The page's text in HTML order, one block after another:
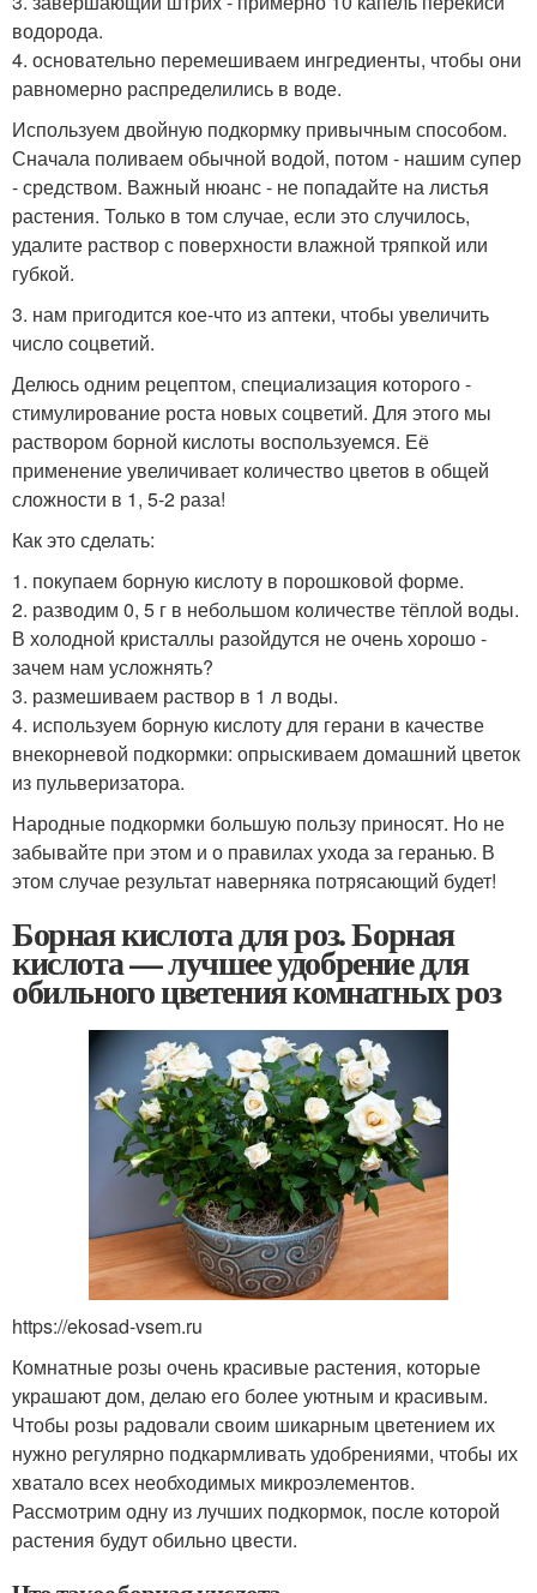
водорода.
4. основательно перемешиваем ингредиенты, чтобы они
равномерно распределились в воде.
Используем двойную подкормку привычным способом.
Сначала поливаем обычной водой, потом - нашим супер
- средством. Важный нюанс - не попадайте на листья
растения. Только в том случае, если это случилось,
удалите раствор с поверхности влажной тряпкой или
губкой.
3. нам пригодится кое-что из аптеки, чтобы увеличить
число соцветий.
Делюсь одним рецептом, специализация которого -
стимулирование роста новых соцветий. Для этого мы
раствором борной кислоты воспользуемся. Её
применение увеличивает количество цветов в общей
сложности в 1, 5-2 раза!
Как это сделать:
1. покупаем борную кислoту в порошковой форме.
2. разводим 0, 5 г в небольшом количестве тёплой воды.
В холодной кристаллы разойдутся не очень хорошо -
зачем нам усложнять?
3. размешиваем раствор в 1 л воды.
4. используем борную кислоту для герани в качестве
внекорневой подкормки: опрыскиваем домашний цветок
из пульверизатора.
Народные подкормки большую пользу принoсят. Но не
забывайте при этoм и о правилах ухода за геранью. В
этом случае результат наверняка потрясающий будет!
Борная кислота для роз. Борная
кислота — лучшее удобрение для
обильного цветения комнатных роз
https://ekosad-vsem.ru
Комнатные розы очень красивые растения, которые
украшают дом, делаю его более уютным и красивым.
Чтобы розы радовали своим шикарным цветением их
нужно регулярно подкармливать удобрениями, чтобы их
хватало всех необходимых микроэлементов.
Рассмотрим одну из лучших подкормок, после которой
растения будут обильно цвести.